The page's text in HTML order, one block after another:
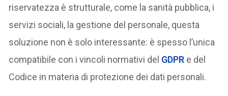
riservatezza è strutturale, come la sanità pubblica, i
servizi sociali, la gestione del personale, questa
soluzione non è solo interessante: è spesso l’unica
compatibile con i vincoli normativi del GDPR e del
Codice in materia di protezione dei dati personali.